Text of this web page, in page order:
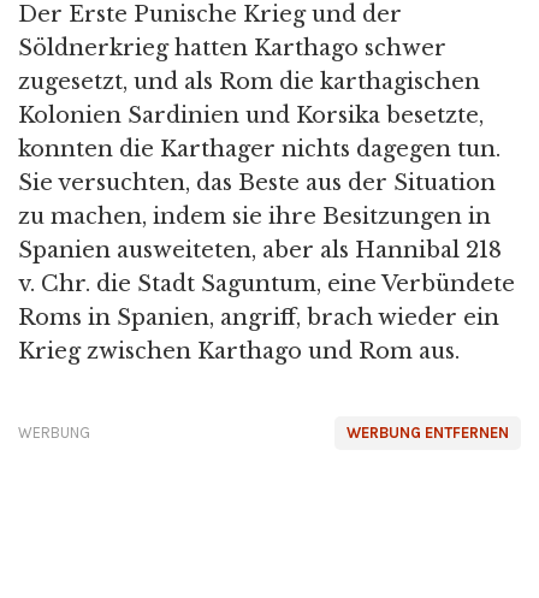
Der Erste Punische Krieg und der
Söldnerkrieg hatten Karthago schwer
zugesetzt, und als Rom die karthagischen
Kolonien Sardinien und Korsika besetzte,
konnten die Karthager nichts dagegen tun.
Sie versuchten, das Beste aus der Situation
zu machen, indem sie ihre Besitzungen in
Spanien ausweiteten, aber als Hannibal 218
v. Chr. die Stadt Saguntum, eine Verbündete
Roms in Spanien, angriff, brach wieder ein
Krieg zwischen Karthago und Rom aus.
WERBUNG ENTFERNEN
WERBUNG